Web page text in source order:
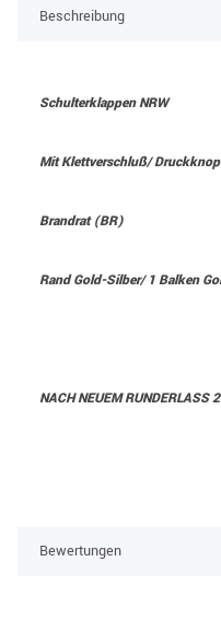
Beschreibung
Schulterklappen NRW
Mit Klettverschluß/
Brandrat (BR)
Rand Gold-Silber/ 1 Balken
NACH NEUEM RUNDERLASS
Bewertungen